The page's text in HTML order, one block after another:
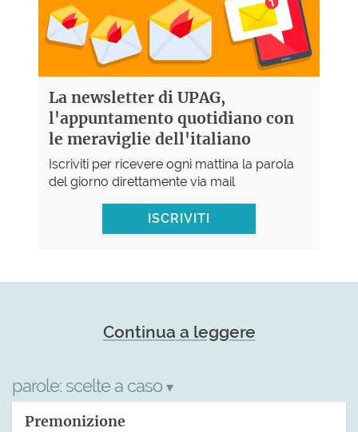
La newsletter di UPAG,
l'appuntamento quotidiano con
le meraviglie dell'italiano
Iscriviti per ricevere ogni mattina la parola
del giorno direttamente via mail
ISCRIVITI
Continua a leggere
parole: scelte a caso ▾
Premonizione